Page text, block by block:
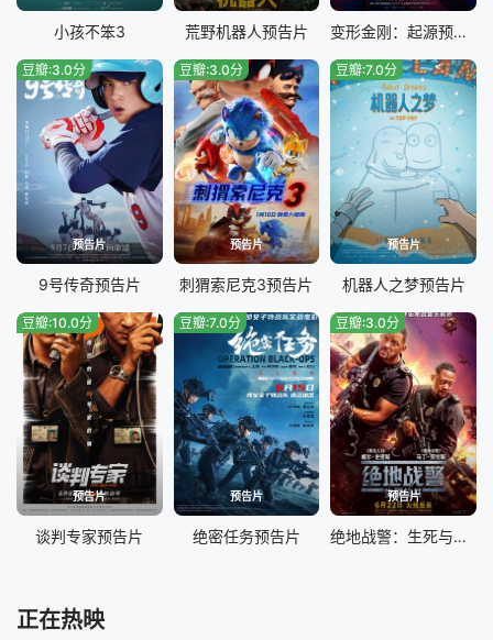
小孩不笨3 荒野机器人预告片 变形金刚：起源预告片
预告片
豆瓣:3.0分
9号传奇预告片
预告片
豆瓣:3.0分
刺猬索尼克3预告片
预告片
豆瓣:7.0分
机器人之梦预告片
预告片
豆瓣:10.0分
谈判专家预告片
预告片
豆瓣:7.0分
绝密任务预告片
预告片
豆瓣:3.0分
绝地战警：生死与共预告片
正在热映